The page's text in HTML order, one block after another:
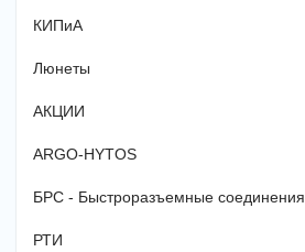
КИПиА
Люнеты
АКЦИИ
ARGO-HYTOS
БРС - Быстроразъемные соединения
РТИ